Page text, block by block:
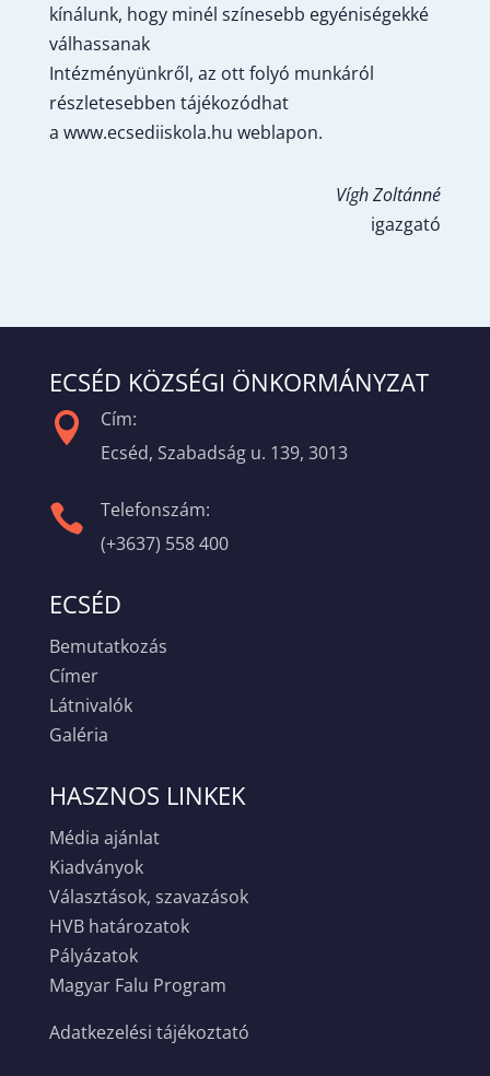
kínálunk, hogy minél színesebb egyéniségekké
válhassanak
Intézményünkről, az ott folyó munkáról
részletesebben tájékozódhat
a www.ecsediiskola.hu weblapon.
Vígh Zoltánné
igazgató
ECSÉD KÖZSÉGI ÖNKORMÁNYZAT

Cím:
Ecséd, Szabadság u. 139, 3013

Telefonszám:
(+3637) 558 400
ECSÉD
Bemutatkozás
Címer
Látnivalók
Galéria
HASZNOS LINKEK
Média ajánlat
Kiadványok
Választások, szavazások
HVB határozatok
Pályázatok
Magyar Falu Program
Adatkezelési tájékoztató